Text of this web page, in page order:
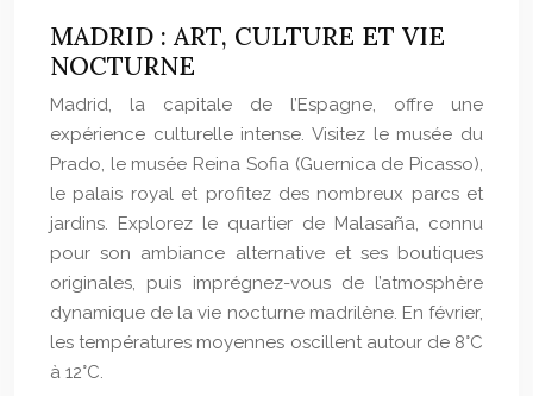
MADRID : ART, CULTURE ET VIE
NOCTURNE
Madrid, la capitale de l’Espagne, offre une
expérience culturelle intense. Visitez le musée du
Prado, le musée Reina Sofia (Guernica de Picasso),
le palais royal et profitez des nombreux parcs et
jardins. Explorez le quartier de Malasaña, connu
pour son ambiance alternative et ses boutiques
originales, puis imprégnez-vous de l’atmosphère
dynamique de la vie nocturne madrilène. En février,
les températures moyennes oscillent autour de 8°C
à 12°C.